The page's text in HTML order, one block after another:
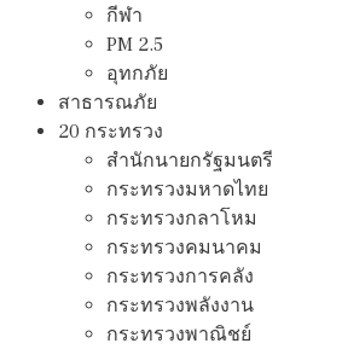
กีฬา
PM 2.5
อุทกภัย
สาธารณภัย
20 กระทรวง
สํานักนายกรัฐมนตรี
กระทรวงมหาดไทย
กระทรวงกลาโหม
กระทรวงคมนาคม
กระทรวงการคลัง
กระทรวงพลังงาน
กระทรวงพาณิชย์